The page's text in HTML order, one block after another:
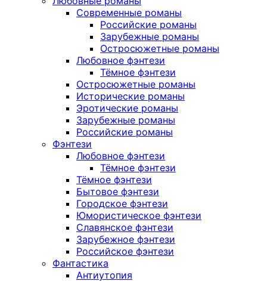
Современные романы
Российские романы
Зарубежные романы
Остросюжетные романы
Любовное фэнтези
Тёмное фэнтези
Остросюжетные романы
Исторические романы
Эротические романы
Зарубежные романы
Российские романы
Фэнтези
Любовное фэнтези
Тёмное фэнтези
Тёмное фэнтези
Бытовое фэнтези
Городское фэнтези
Юмористическое фэнтези
Славянское фэнтези
Зарубежное фэнтези
Российское фэнтези
Фантастика
Антиутопия